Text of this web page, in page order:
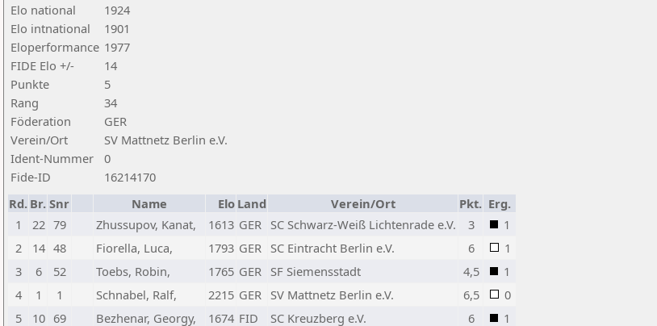
Elo national
1924
Elo intnational
1901
Eloperformance 1977
FIDE Elo +/-
14
Punkte
5
Rang
34
Föderation
GER
Verein/Ort
SV Mattnetz Berlin e.V.
Ident-Nummer
0
Fide-ID
16214170
Rd. Br. Snr Name Elo Land Verein/Ort Pkt. Erg.
1
22 79 Zhussupov, Kanat, 1613 GER SC Schwarz-Weiß Lichtenrade e.V. 3
1
2
14 48 Fiorella, Luca, 1793 GER SC Eintracht Berlin e.V. 6
1
3
6 52 Toebs, Robin, 1765 GER SF Siemensstadt 4,5
1
4
1 1 Schnabel, Ralf, 2215 GER SV Mattnetz Berlin e.V. 6,5
0
5
10 69 Bezhenar, Georgy, 1674 FID SC Kreuzberg e.V. 6 1